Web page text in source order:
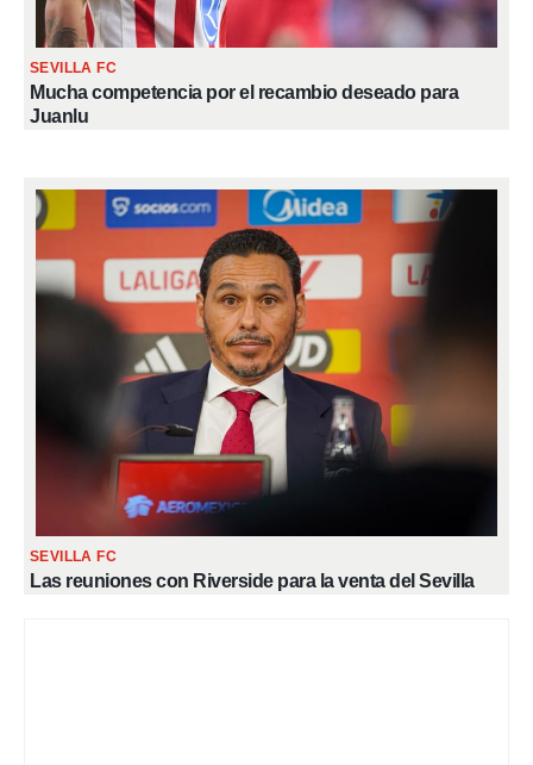
SEVILLA FC
Mucha competencia por el recambio deseado para
Juanlu
SEVILLA FC
Las reuniones con Riverside para la venta del Sevilla